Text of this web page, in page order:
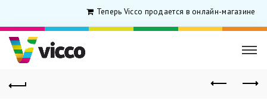
Теперь Vicco продается в онлайн-магазине